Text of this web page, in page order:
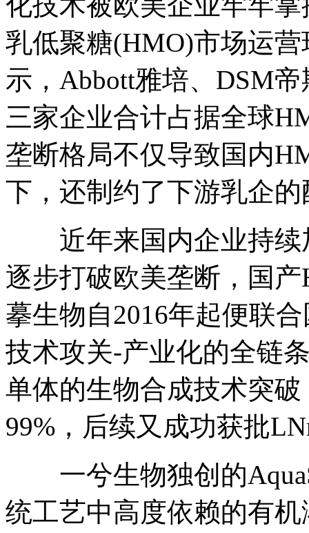
乳低聚糖(HMO)市场运
示，Abbott雅培、DSM帝
三家企业合计占据全球
垄断格局不仅导致国内
下，还制约了下游乳企
近年来国内企业持续
逐步打破欧美垄断，国
摹生物自2016年起便联
技术攻关-产业化的全链
单体的生物合成技术突
99%，后续又成功获批
一兮生物独创的
统工艺中高度依赖的有